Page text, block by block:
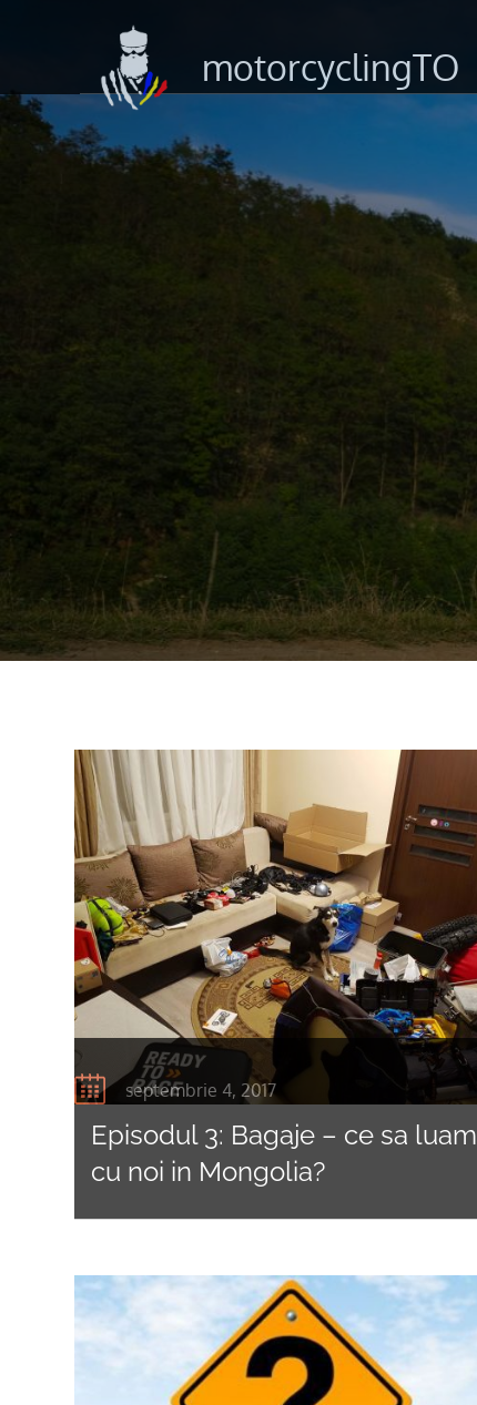
motorcyclingTO
septembrie 4, 2017
Episodul 3: Bagaje – ce sa luam
cu noi in Mongolia?